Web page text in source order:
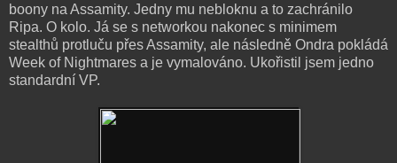
boony na Assamity. Jedny mu nebloknu a to zachránilo
Ripa. O kolo. Já se s networkou nakonec s minimem
stealthů protluču přes Assamity, ale následně Ondra pokládá
Week of Nightmares a je vymalováno. Ukořistil jsem jedno
standardní VP.